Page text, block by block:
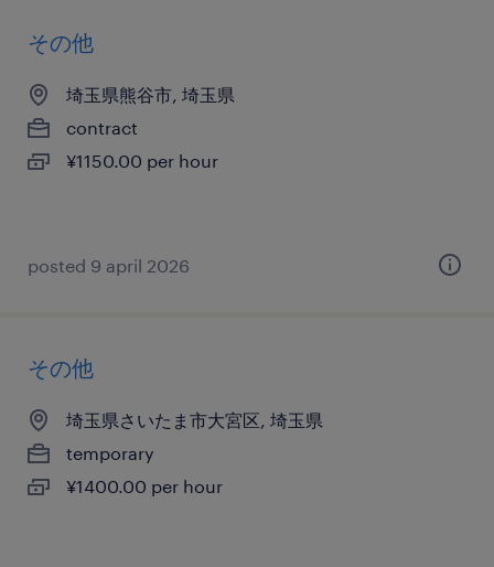
その他
埼玉県熊谷市, 埼玉県
contract
¥1150.00 per hour
posted 9 april 2026
その他
埼玉県さいたま市大宮区, 埼玉県
temporary
¥1400.00 per hour